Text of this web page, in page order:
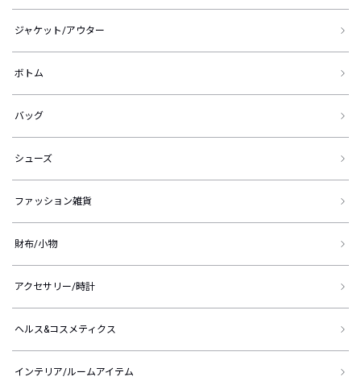
ジャケット/アウター
ボトム
バッグ
シューズ
ファッション雑貨
財布/小物
アクセサリー/時計
ヘルス&コスメティクス
インテリア/ルームアイテム